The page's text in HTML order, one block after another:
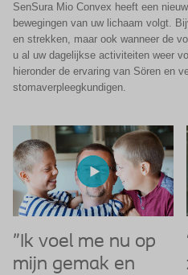
SenSura Mio Convex heeft een
bewegingen van uw lichaam volgt.
en strekken, maar ook wanneer de
u al uw dagelijkse activiteiten weer
hieronder de ervaring van Sören en
stomaverpleegkundigen.
"Ik voel me nu op
mijn gemak en